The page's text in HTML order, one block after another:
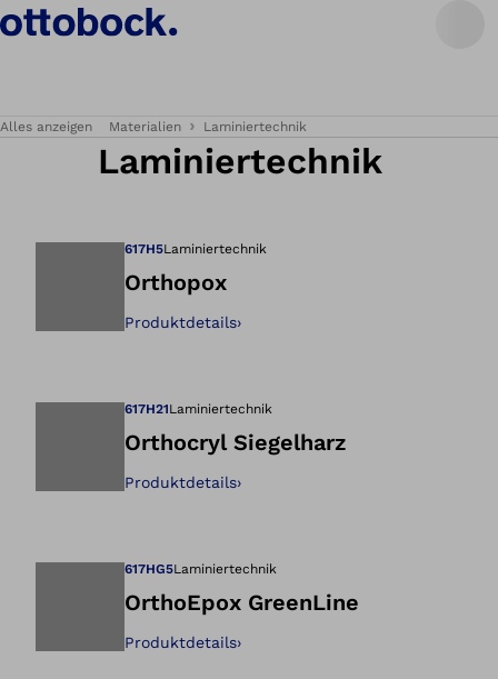
Alles anzeigen Materialien Laminiertechnik
Laminiertechnik
617H5Laminiertechnik
Orthopox
Produktdetails›
617H21Laminiertechnik
Orthocryl Siegelharz
Produktdetails›
617HG5Laminiertechnik
OrthoEpox GreenLine
Produktdetails›